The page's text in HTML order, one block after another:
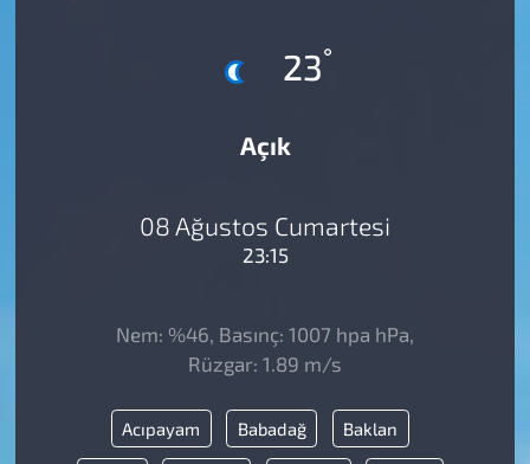
23°
Açık
08 Ağustos Cumartesi
23:15
Nem: %46, Basınç: 1007 hpa hPa,
Rüzgar: 1.89 m/s
Acıpayam Babadağ Baklan